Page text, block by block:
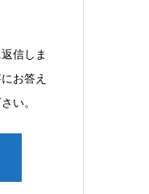
信しま
お答え
い。